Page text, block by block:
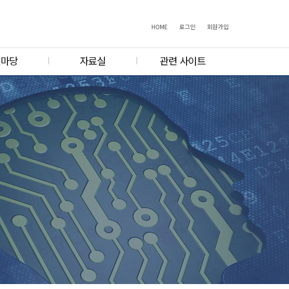
HOME 로그인 회원가입
당 자료실 관련 사이트